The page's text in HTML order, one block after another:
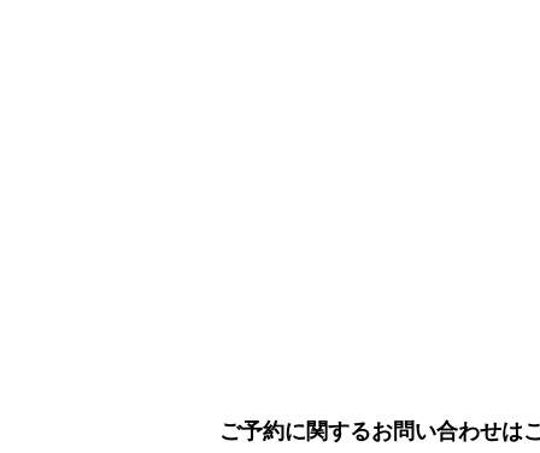
ご予約に関するお問い合わせ